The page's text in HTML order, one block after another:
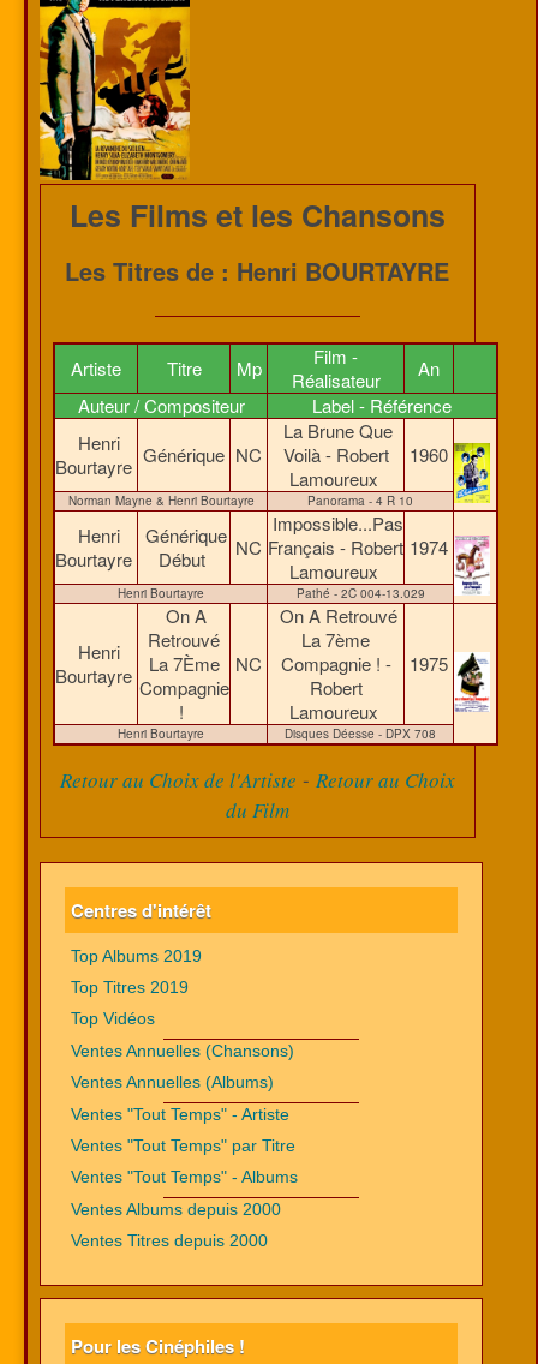
Les Films et les Chansons
Les Titres de : Henri BOURTAYRE
Artiste Titre Mp
Film -
Réalisateur
An
Auteur / Compositeur
Label - Référence
Henri
Bourtayre Générique NC
La Brune Que
Voilà - Robert
Lamoureux
1960
Norman Mayne & Henri Bourtayre Panorama - 4 R 10
Henri
Bourtayre
Générique
Début
NC
Impossible...Pas
Français - Robert
Lamoureux
1974
Henri Bourtayre Pathé - 2C 004-13.029
Henri
Bourtayre
On A
Retrouvé
La 7Ème
Compagnie
!
NC
On A Retrouvé
La 7ème
Compagnie ! -
Robert
Lamoureux
1975
Henri Bourtayre Disques Déesse - DPX 708
Retour au Choix de l'Artiste - Retour au Choix
du Film
Centres d'intérêt
Top Albums 2019
Top Titres 2019
Top Vidéos
Ventes Annuelles (Chansons)
Ventes Annuelles (Albums)
Ventes "Tout Temps" - Artiste
Ventes "Tout Temps" par Titre
Ventes "Tout Temps" - Albums
Ventes Albums depuis 2000
Ventes Titres depuis 2000
Pour les Cinéphiles !